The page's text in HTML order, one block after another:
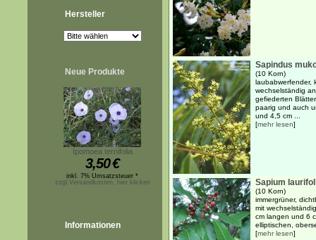
Hersteller
Neue Produkte
Ipomoea ternifolia
3,50€
inkl. 7% Umsatzsteuer *
zzgl.Versandkosten, hier klicken
Informationen
Sapindus
(10 Korn)
laubabwerfender,
wechselständig
gefiederten
paarig und auch
und 4,5 cm ...
[mehr lesen]
Sapium
(10 Korn)
immergrüner,
mit
cm langen und 6
elliptischen,
[mehr lesen]